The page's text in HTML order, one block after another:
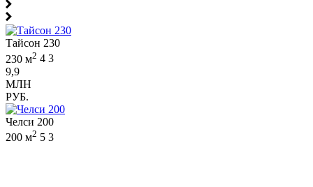
Тайсон 230
230 м2 4 3
9,9
МЛН
РУБ.
Челси 200
200 м2 5 3